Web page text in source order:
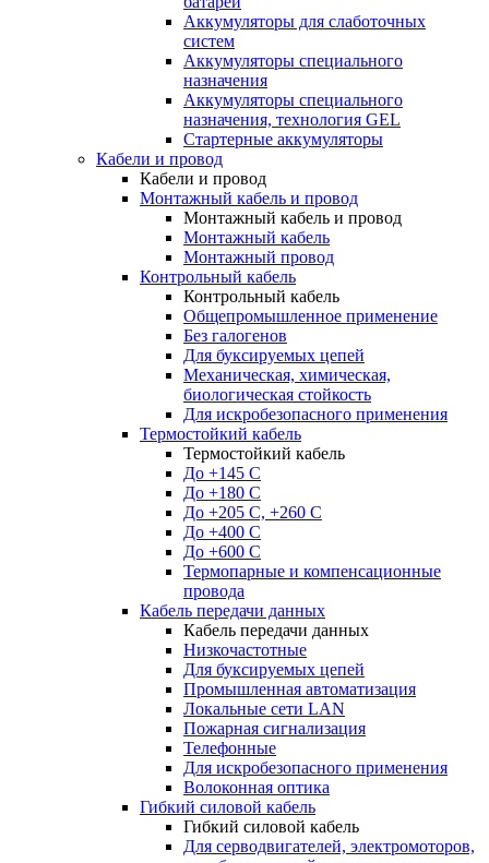
Аккумуляторы для слаботочных
систем
Аккумуляторы специального
назначения
Аккумуляторы специального
назначения, технология GEL
Стартерные аккумуляторы
Кабели и провод
Кабели и провод
Монтажный кабель и провод
Монтажный кабель и провод
Монтажный кабель
Монтажный провод
Контрольный кабель
Контрольный кабель
Общепромышленное применение
Без галогенов
Для буксируемых цепей
Механическая, химическая,
биологическая стойкость
Для искробезопасного применения
Термостойкий кабель
Термостойкий кабель
До +145 С
До +180 C
До +205 С, +260 С
До +400 C
До +600 С
Термопарные и компенсационные
провода
Кабель передачи данных
Кабель передачи данных
Низкочастотные
Для буксируемых цепей
Промышленная автоматизация
Локальные сети LAN
Пожарная сигнализация
Телефонные
Для искробезопасного применения
Волоконная оптика
Гибкий силовой кабель
Гибкий силовой кабель
Для серводвигателей, электромоторов,